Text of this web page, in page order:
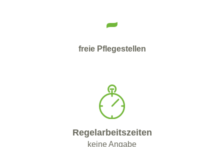
-
freie Pflegestellen
Regelarbeitszeiten
keine Angabe